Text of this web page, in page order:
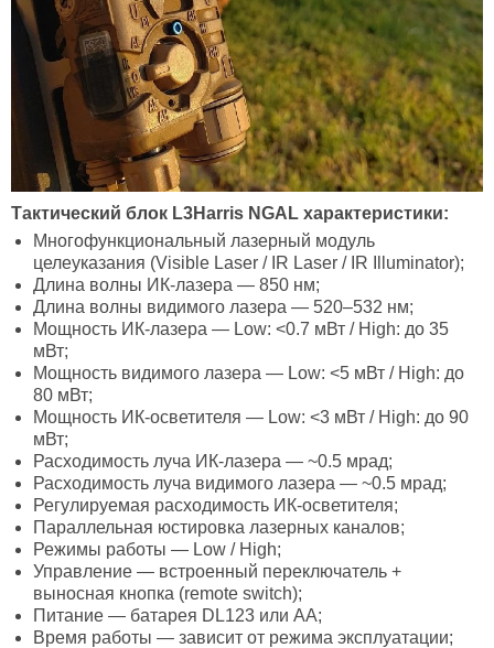
Тактический блок L3Harris NGAL характеристики:
Многофункциональный лазерный модуль
целеуказания (Visible Laser / IR Laser / IR Illuminator);
Длина волны ИК-лазера — 850 нм;
Длина волны видимого лазера — 520–532 нм;
Мощность ИК-лазера — Low: <0.7 мВт / High: до 35
мВт;
Мощность видимого лазера — Low: <5 мВт / High: до
80 мВт;
Мощность ИК-осветителя — Low: <3 мВт / High: до 90
мВт;
Расходимость луча ИК-лазера — ~0.5 мрад;
Расходимость луча видимого лазера — ~0.5 мрад;
Регулируемая расходимость ИК-осветителя;
Параллельная юстировка лазерных каналов;
Режимы работы — Low / High;
Управление — встроенный переключатель +
выносная кнопка (remote switch);
Питание — батарея DL123 или AA;
Время работы — зависит от режима эксплуатации;